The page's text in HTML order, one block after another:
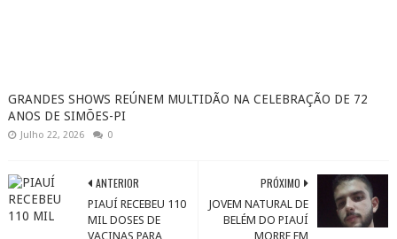
GRANDES SHOWS REÚNEM MULTIDÃO NA CELEBRAÇÃO DE 72
ANOS DE SIMÕES-PI
Julho 22, 2026 0
PRÓXIMO
JOVEM NATURAL DE
BELÉM DO PIAUÍ
MORRE EM
ANTERIOR
PIAUÍ RECEBEU 110
MIL DOSES DE
VACINAS PARA